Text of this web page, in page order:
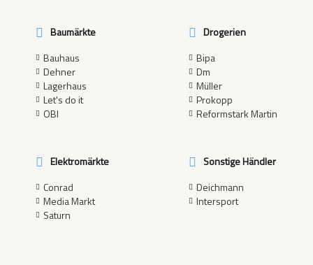
Baumärkte
Bauhaus
Dehner
Lagerhaus
Let's do it
OBI
Drogerien
Bipa
Dm
Müller
Prokopp
Reformstark Martin
Elektromärkte
Conrad
Media Markt
Saturn
Sonstige Händler
Deichmann
Intersport